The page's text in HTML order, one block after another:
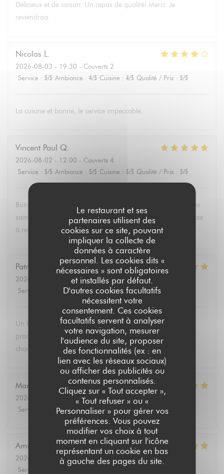
Le restaurant et ses
partenaires utilisent des
cookies sur ce site, pouvant
impliquer la collecte de
données à caractère
personnel. Les cookies dits «
nécessaires » sont obligatoires
et installés par défaut.
D'autres cookies facultatifs
nécessitent votre
consentement. Ces cookies
facultatifs servent à analyser
votre navigation, mesurer
l'audience du site, proposer
des fonctionnalités (ex : en
lien avec les réseaux sociaux)
ou afficher des publicités ou
contenus personnalisés.
Cliquez sur « Tout accepter »,
« Tout refuser » ou «
Personnaliser » pour gérer vos
préférences. Vous pouvez
modifier vos choix à tout
moment en cliquant sur l'icône
représentant un cookie en bas
à gauche des pages du site.
Délicieux et de saison. Un repas de qualité! Merci. Je
reviendrais.
Nicolas L
2026-08-03 - 19:30 - Couverts 2
Service : 5/5 Ambiance : 4/5 Cuisine : 4/5 Qualité / Prix : 5/5
La cuisine et bonne, le service impeccable.
Vincent Paul Q
2026-08-02 - 12:00 - Couverts 4
Service : 5/5 Ambiance : 5/5 Cuisine : 5/5 Qualité / Prix : 5/5
Bonjour , super service et mets délicieux. Un belle découverte
saine et équilibrée pas évident à trouver partout. Une adresse
à retenir .Merci.
Patricia
2026-08-02
- 13:30 - Couverts 6
Service
Ambiance: 4/5 Cuisine: 5/5 Qualité / Prix
Un brunch dominical excellent avec un buffet de qualité de
produits végétariens et bio. Tous les convives se régalent à
chaque fois.
Marie Christine D
2026-08-02
- 13:30 - Couverts 2
Service
Ambiance: 4/5 Cuisine: 5/5 Qualité / Prix
Amélie
2026-08-01
- 19:00 - Couverts 3
Service